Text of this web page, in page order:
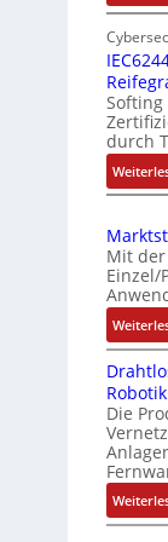
durch
Mit
Einzel/
Robotik
Die